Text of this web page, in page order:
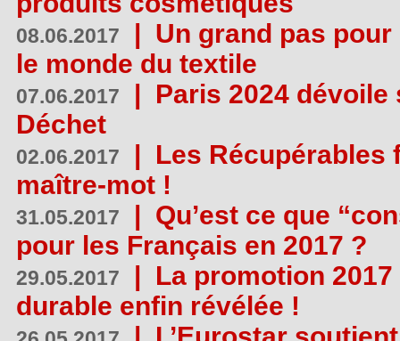
08.06.2017 | Un grand pas
le monde du textile
07.06.2017 | Paris 2024
Déchet
02.06.2017 | Les Récupérables
maître-mot !
31.05.2017 | Qu’est ce que
pour les Français en 2017 ?
29.05.2017 | La promotion
durable enfin révélée !